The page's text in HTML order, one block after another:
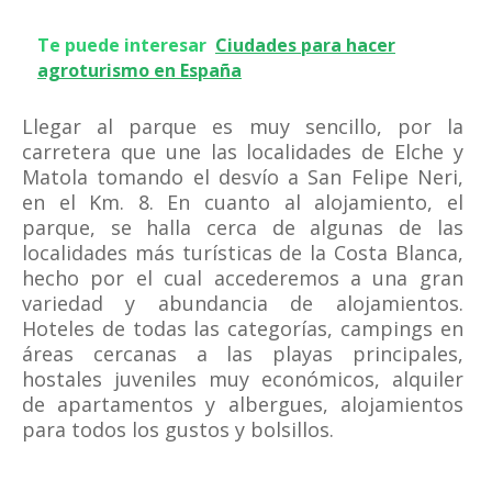
Te puede interesar Ciudades para hacer
agroturismo en España
Llegar al parque es muy sencillo, por la
carretera que une las localidades de Elche y
Matola tomando el desvío a San Felipe Neri,
en el Km. 8. En cuanto al alojamiento, el
parque, se halla cerca de algunas de las
localidades más turísticas de la Costa Blanca,
hecho por el cual accederemos a una gran
variedad y abundancia de alojamientos.
Hoteles de todas las categorías, campings en
áreas cercanas a las playas principales,
hostales juveniles muy económicos, alquiler
de apartamentos y albergues, alojamientos
para todos los gustos y bolsillos.